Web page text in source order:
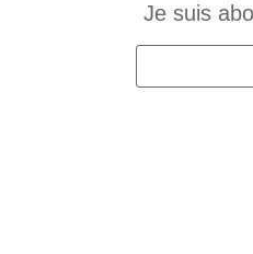
Je suis